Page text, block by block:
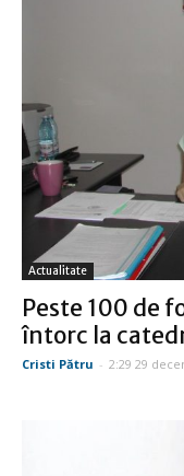
Actualitate
Peste 100 de
întorc la
Cristi Pătru - 2:29 29